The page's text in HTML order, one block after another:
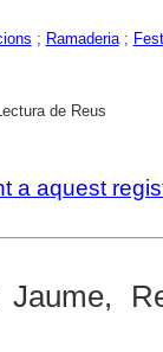
; Ramaderia;
de Reus
a aquest
Jaume,